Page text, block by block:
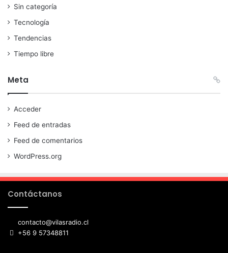
Sin categoría
Tecnología
Tendencias
Tiempo libre
Meta
Acceder
Feed de entradas
Feed de comentarios
WordPress.org
Contáctanos
contacto@vilasradio.cl
+56 9 57348811